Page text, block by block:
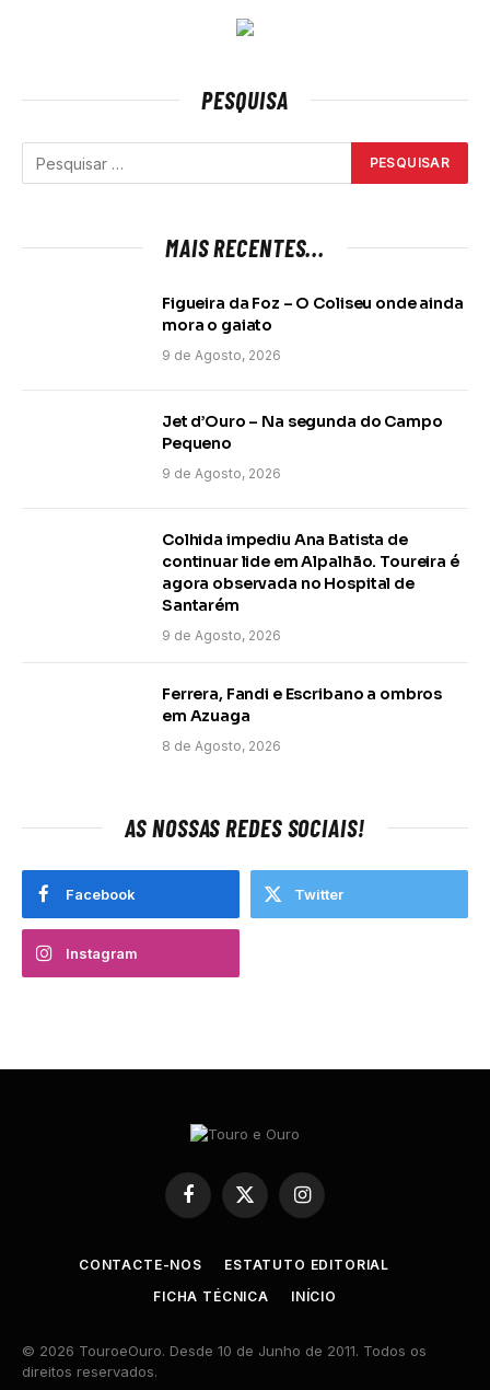
PESQUISA
MAIS RECENTES...
Figueira da Foz – O Coliseu onde ainda
mora o gaiato
9 de Agosto, 2026
Jet d’Ouro – Na segunda do Campo
Pequeno
9 de Agosto, 2026
Colhida impediu Ana Batista de
continuar lide em Alpalhão. Toureira é
agora observada no Hospital de
Santarém
9 de Agosto, 2026
Ferrera, Fandi e Escribano a ombros
em Azuaga
8 de Agosto, 2026
AS NOSSAS REDES SOCIAIS!
Facebook Twitter
Instagram
Facebook
X
Instagram
CONTACTE-NOS
ESTATUTO EDITORIAL
FICHA TÉCNICA
INÍCIO
© 2026 TouroeOuro. Desde 10 de Junho de 2011. Todos os
direitos reservados.